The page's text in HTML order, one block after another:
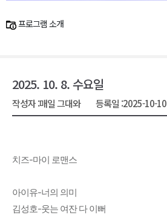
프로그램 소개
2025. 10. 8. 수요일
작성자 :매일 그대와 등록일 :2025-10-10
치즈-마이 로맨스
아이유-너의 의미
김성호-웃는 여잔 다 이뻐